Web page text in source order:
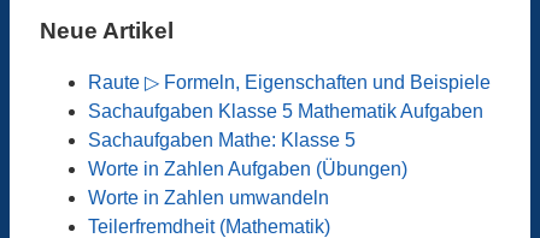
Neue Artikel
Raute ▷ Formeln, Eigenschaften und Beispiele
Sachaufgaben Klasse 5 Mathematik Aufgaben
Sachaufgaben Mathe: Klasse 5
Worte in Zahlen Aufgaben (Übungen)
Worte in Zahlen umwandeln
Teilerfremdheit (Mathematik)